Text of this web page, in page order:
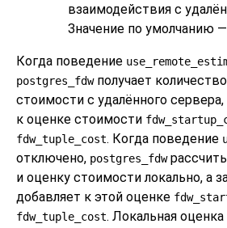
взаимодействия с
Значение по умолчанию —
Когда поведение
postgres_fdwполучает
стоимости с удалённого
к оценке стоимости
fdw_tuple_cost. Когда поведение
отключено, postgres_fdw
и оценку стоимости локально, а
добавляет к этой оценке
fdw_tuple_cost. Локальная